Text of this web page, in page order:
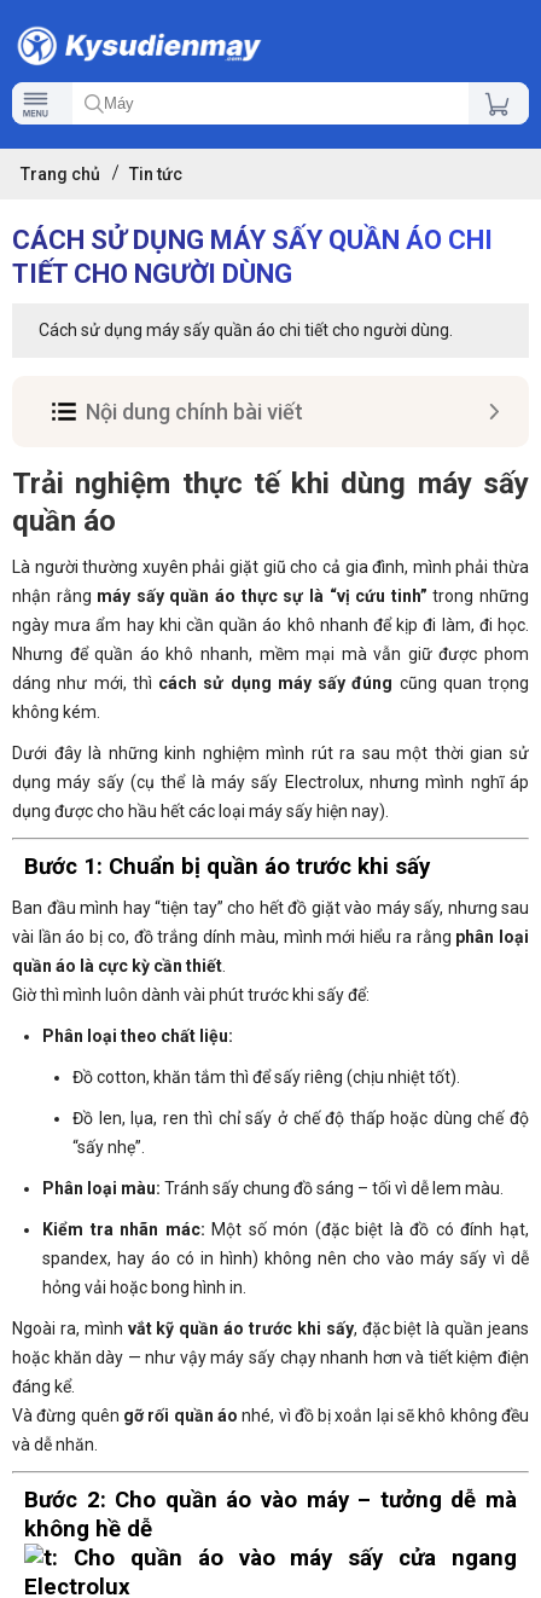
Trang chủ Tin tức
CÁCH SỬ DỤNG MÁY SẤY QUẦN ÁO CHI
TIẾT CHO NGƯỜI DÙNG
Cách sử dụng máy sấy quần áo chi tiết cho người dùng.
Nội dung chính bài viết
Trải nghiệm thực tế khi dùng máy sấy
quần áo
Là người thường xuyên phải giặt giũ cho cả gia đình, mình phải thừa
nhận rằng máy sấy quần áo thực sự là “vị cứu tinh” trong những
ngày mưa ẩm hay khi cần quần áo khô nhanh để kịp đi làm, đi học.
Nhưng để quần áo khô nhanh, mềm mại mà vẫn giữ được phom
dáng như mới, thì cách sử dụng máy sấy đúng cũng quan trọng
không kém.
Dưới đây là những kinh nghiệm mình rút ra sau một thời gian sử
dụng máy sấy (cụ thể là máy sấy Electrolux, nhưng mình nghĩ áp
dụng được cho hầu hết các loại máy sấy hiện nay).
Bước 1: Chuẩn bị quần áo trước khi sấy
Ban đầu mình hay “tiện tay” cho hết đồ giặt vào máy sấy, nhưng sau
vài lần áo bị co, đồ trắng dính màu, mình mới hiểu ra rằng phân loại
quần áo là cực kỳ cần thiết.
Giờ thì mình luôn dành vài phút trước khi sấy để:
Phân loại theo chất liệu:
Đồ cotton, khăn tắm thì để sấy riêng (chịu nhiệt tốt).
Đồ len, lụa, ren thì chỉ sấy ở chế độ thấp hoặc dùng chế độ
“sấy nhẹ”.
Phân loại màu: Tránh sấy chung đồ sáng – tối vì dễ lem màu.
Kiểm tra nhãn mác: Một số món (đặc biệt là đồ có đính hạt,
spandex, hay áo có in hình) không nên cho vào máy sấy vì dễ
hỏng vải hoặc bong hình in.
Ngoài ra, mình vắt kỹ quần áo trước khi sấy, đặc biệt là quần jeans
hoặc khăn dày — như vậy máy sấy chạy nhanh hơn và tiết kiệm điện
đáng kể.
Và đừng quên gỡ rối quần áo nhé, vì đồ bị xoắn lại sẽ khô không đều
và dễ nhăn.
Bước 2: Cho quần áo vào máy – tưởng dễ mà
không hề dễ